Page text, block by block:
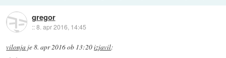
gregor
::8. apr 2016, 14:45
vilonja je8. apr 2016 ob 13:20izjavil: